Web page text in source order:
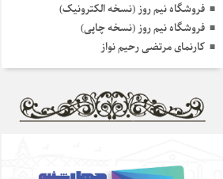
فروشگاه نیم روز (نسخه الکترونیک)
فروشگاه نیم روز (نسخه چاپی)
کارنمای مرتضی رحیم نواز